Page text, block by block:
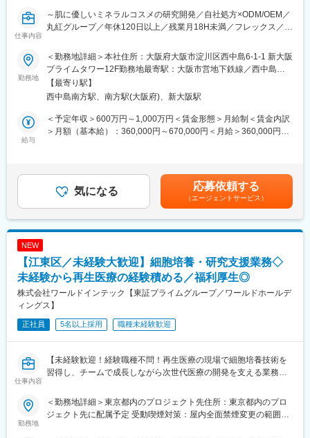
寝具やベッド、調理器具まで幅広い商品の開発を行っています。
アイリスグループは「快適生活」をキーワードに、生活者の潜在
的な不満を解消するソリューション型商品で、暮らしをより豊か
で快適にするためのものづくりを行ってきました。不満解消型商
品として代表的なのが、クリア収納ケースです。中身が見えない
潜在的不満に注目し、世界初の透明の収納ケースを開発しまし
た。日本で大ヒットした後、海外にもニーズがあると考え、アメ
リカとヨーロッパで販売。日本と同じく欧米で大ヒットし、世界
こります。移り行く時代の変化にスピーディに対応し、グループ
力を最大限に活用すること。それが新しい需要と市場を創造する
ことであり、使命だと考えます。アイリスグループはこれから
貢献する」企業であり続けます。
仕事内容
～肌に優しいミネラルコスメの研究開発／自社処方×ODM/OEM／
丸紅グループ／年休120日以上／残業月18H未満／フレックス／在
■ミッション・募集背景：
・市場で優位性があり、肌に有効かつ安全な商品の製品開発を通
じて、売上目標の達成に貢献する
・研究開発部 製剤開発Gのチームビルディングならびに部下の
日々のCoachingと人事管理を行い、ETVOS商品開発において他
部署間の連携においてもリーダーシップを発揮して新製品の開発
力をけん引する。
■業務内容：
・（マネージャーの場合）研究開発部 製剤開発G（部下）の業
・スキンケア、ベースメイク製品等の自社処方開発および製造プ
ロセス開発（カラーメイク・ヘアケア製品の開発経験があれば尚
可）
・ODMへの製造移管業務
・OEM先との新規処方開発（技術調整、生産立ち会い、製品設計
時の窓口業務を含む）：主にカラーメイク品
学的な実験含む）
・お客様（カスタマーサービス・営業等からの問い合わせ）への
・広告物など、外部に対して商品技術情報を開示する際の技術的
表現の校閲
勤務地
＜勤務地詳細＞本社住所：大阪府大阪市淀川区西中島6-1-1 新大阪
プライムタワー12F勤務地最寄駅：大阪市営地下鉄線／西中島南
方駅受動喫煙対策：屋内全面禁煙
【最寄り駅】
西中島南方駅、南方駅(大阪府)、新大阪駅
給与
＜予定年収＞600万円～1,000万円＜賃金形態＞月給制＜賃金内訳
＞月額（基本給）：360,000円～670,000円＜月給＞360,000円～
してご入社の場合は「管理監督者」となるため残業代支給無し・
給与改定年2回（4月／10月）・賞与年2回（6月／12月）・ご入社
から3か月は賞与評価算定外賃金はあくまでも目安の金額であり、
選考を通じて上下する可能性があります。月給(月額)は固定手当を
含めた表記です。
気になる 応募依頼する
（エージェントサービス）
NEW
【江東区／未経験大歓迎】細胞培養・研究支援業務◇
未経験から再生医療の経験積める／福利厚生◎
株式会社ワールドインテック【東証プライムグループ／ワールドホールデ
ィングス】
正社員 5名以上採用 職種未経験歓迎
仕事内容
【未経験歓迎！経験職種不問！再生医療の現場で細胞培養技術を
習得し、チームで成長しながら次世代医療の開発を支える業務で
■業務概要
当社の最先端研究拠点にて、再生医療製品の研究開発を支える細
勤務地
＜勤務地詳細＞東京都内のプロジェクト先住所：東京都内のプロ
ジェクト先に配属予定 受動喫煙対策：屋内全面禁煙変更の範囲：